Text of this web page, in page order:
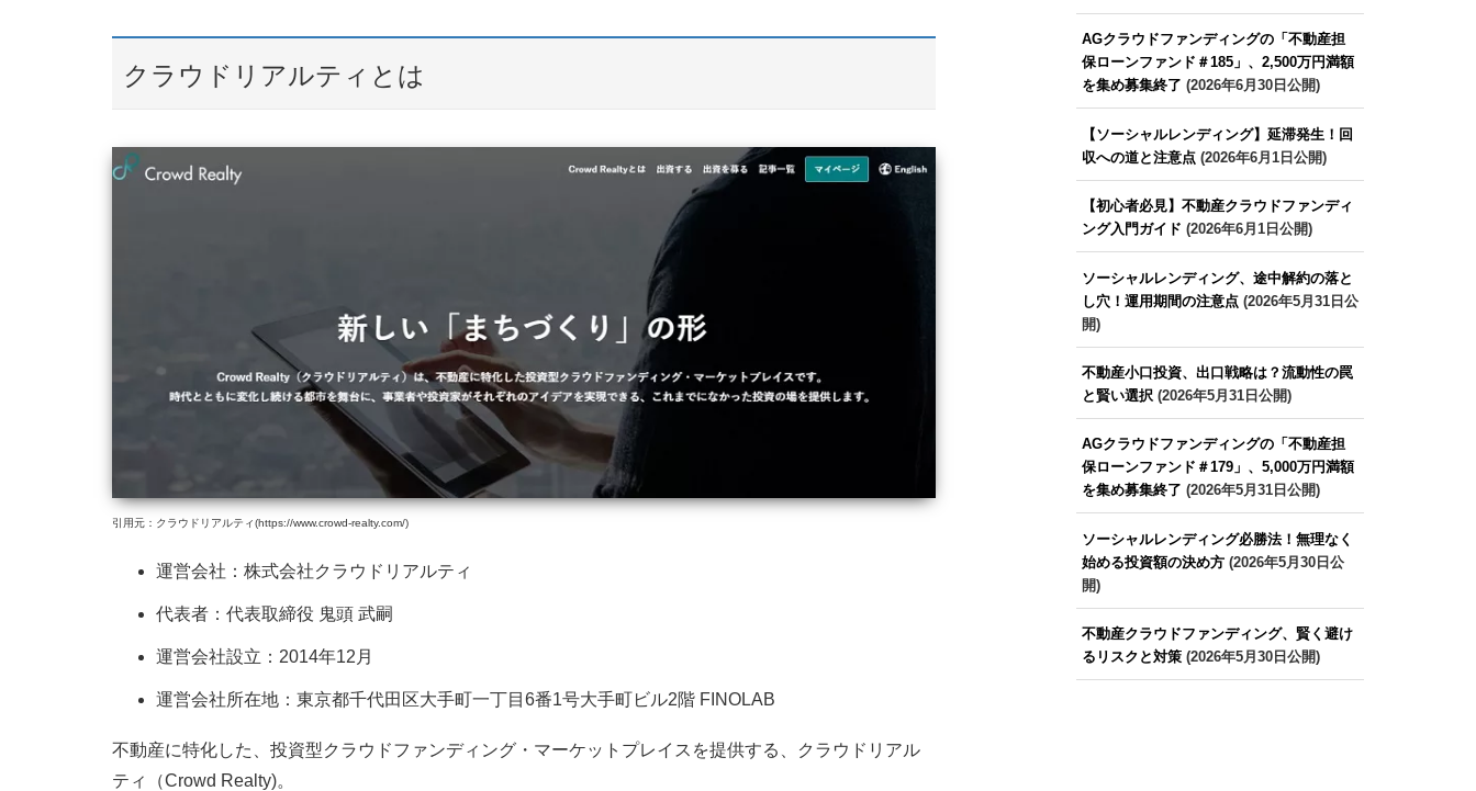
クラウドリアルティとは
引用元：クラウドリアルティ(https://www.crowd-realty.com/)
運営会社：株式会社クラウドリアルティ
代表者：代表取締役 鬼頭 武嗣
運営会社設立：2014年12月
運営会社所在地：東京都千代田区大手町一丁目6番1号大手町ビル2階 FINOLAB
不動産に特化した、投資型クラウドファンディング・マーケットプレイスを提供する、クラウドリアル
ティ（Crowd Realty)。
AGクラウドファンディングの「不動産担
保ローンファンド＃185」、2,500万円満額
を集め募集終了 (2026年6月30日公開)
【ソーシャルレンディング】延滞発生！回
収への道と注意点(2026年6月1日公開)
【初心者必見】不動産クラウドファンディ
ング入門ガイド (2026年6月1日公開)
ソーシャルレンディング、途中解約の落と
し穴！運用期間の注意点(2026年5月31日公
開)
不動産小口投資、出口戦略は？流動性の罠
と賢い選択(2026年5月31日公開)
AGクラウドファンディングの「不動産担
保ローンファンド＃179」、5,000万円満額
を集め募集終了 (2026年5月31日公開)
ソーシャルレンディング必勝法！無理なく
始める投資額の決め方(2026年5月30日公
開)
不動産クラウドファンディング、賢く避け
るリスクと対策(2026年5月30日公開)